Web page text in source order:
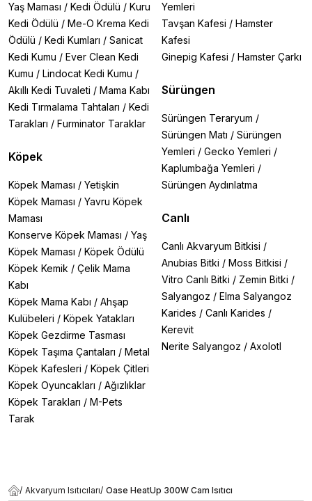
Yaş Maması / Kedi Ödülü / Kuru
Kedi Ödülü / Me-O Krema Kedi
Ödülü / Kedi Kumları / Sanicat
Kedi Kumu / Ever Clean Kedi
Kumu / Lindocat Kedi Kumu /
Akıllı Kedi Tuvaleti / Mama Kabı
Kedi Tırmalama Tahtaları / Kedi
Tarakları / Furminator Taraklar
Köpek
Köpek Maması / Yetişkin
Köpek Maması / Yavru Köpek
Maması
Konserve Köpek Maması / Yaş
Köpek Maması / Köpek Ödülü
Köpek Kemik / Çelik Mama
Kabı
Köpek Mama Kabı / Ahşap
Kulübeleri / Köpek Yatakları
Köpek Gezdirme Tasması
Köpek Taşıma Çantaları / Metal
Köpek Kafesleri / Köpek Çitleri
Köpek Oyuncakları / Ağızlıklar
Köpek Tarakları / M-Pets
Tarak
Yemleri
Tavşan Kafesi / Hamster
Kafesi
Ginepig Kafesi / Hamster Çarkı
Sürüngen
Sürüngen Teraryum /
Sürüngen Matı / Sürüngen
Yemleri / Gecko Yemleri /
Kaplumbağa Yemleri /
Sürüngen Aydınlatma
Canlı
Canlı Akvaryum Bitkisi /
Anubias Bitki / Moss Bitkisi /
Vitro Canlı Bitki / Zemin Bitki /
Salyangoz / Elma Salyangoz
Karides / Canlı Karides /
Kerevit
Nerite Salyangoz / Axolotl
/ Akvaryum Isıtıcıları/ Oase HeatUp 300W Cam Isıtıcı